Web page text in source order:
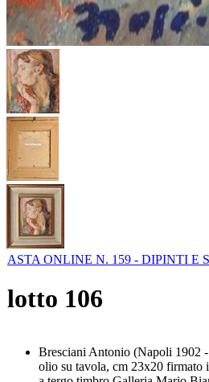
ASTA ONLINE N. 159 - DIPINTI E
lotto 106
Bresciani Antonio (Napoli 1902
olio su tavola, cm 23x20 firmato